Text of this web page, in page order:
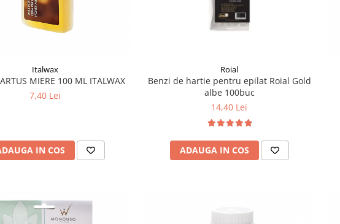
Italwax
MIERE 100 ML ITALWAX
7,40 Lei
IN COS
Roial
Benzi de hartie pentru epilat Roial Gold
albe 100buc
14,40 Lei
ADAUGA IN COS